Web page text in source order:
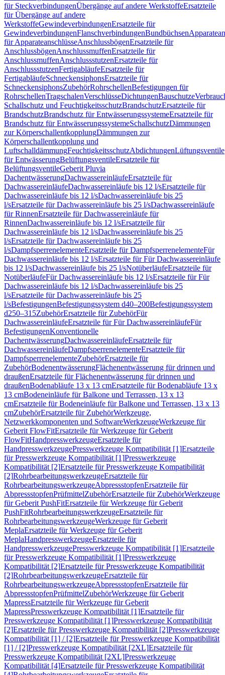
für SteckverbindungenÜbergänge auf andere WerkstoffeErsatzteile
für Übergänge auf andere
WerkstoffeGewindeverbindungenErsatzteile für
GewindeverbindungenFlanschverbindungenBundbüchsen
für ApparateanschlüsseAnschlussbögenErsatzteile für
AnschlussbögenAnschlussmuffenErsatzteile für
AnschlussmuffenAnschlussstutzenErsatzteile für
AnschlussstutzenFertigabläufeErsatzteile für
FertigabläufeSchneckensiphonsErsatzteile für
SchneckensiphonsZubehörRohrschellenBefestigungen für
RohrschellenTragschalenVerschlüsseDichtungenBauschutze
Schallschutz und FeuchtigkeitsschutzBrandschutzErsatzteile für
BrandschutzBrandschutz für EntwässerungssystemeErsatzteile für
Brandschutz für EntwässerungssystemeSchallschutzDämmungen
zur KörperschallentkopplungDämmungen zur
Körperschallentkopplung und
LuftschalldämmungFeuchtigkeitsschutzAbdichtungenLüftungsventile
für EntwässerungBelüftungsventileErsatzteile für
BelüftungsventileGeberit Pluvia
DachentwässerungDachwassereinläufeErsatzteile für
DachwassereinläufeDachwassereinläufe bis 12 l/sErsatzteile für
Dachwassereinläufe bis 12 l/sDachwassereinläufe bis 25
l/sErsatzteile für Dachwassereinläufe bis 25 l/sDachwassereinläufe
für RinnenErsatzteile für Dachwassereinläufe für
RinnenDachwassereinläufe bis 12 l/sErsatzteile für
Dachwassereinläufe bis 12 l/sDachwassereinläufe bis 25
l/sErsatzteile für Dachwassereinläufe bis 25
l/sDampfsperrenelementeErsatzteile für DampfsperrenelementeFür
Dachwassereinläufe bis 12 l/sErsatzteile für Für Dachwassereinläufe
bis 12 l/sDachwassereinläufe bis 25 l/sNotüberläufeErsatzteile für
NotüberläufeFür Dachwassereinläufe bis 12 l/sErsatzteile für Für
Dachwassereinläufe bis 12 l/sDachwassereinläufe bis 25
l/sErsatzteile für Dachwassereinläufe bis 25
l/sBefestigungenBefestigungssystem d40–200Befestigungssystem
d250–315ZubehörErsatzteile für ZubehörFür
DachwassereinläufeErsatzteile für Für DachwassereinläufeFür
BefestigungenKonventionelle
DachentwässerungDachwassereinläufeErsatzteile für
DachwassereinläufeDampfsperrenelementeErsatzteile für
DampfsperrenelementeZubehörErsatzteile für
ZubehörBodenentwässerungFlächenentwässerung für drinnen und
draußenErsatzteile für Flächenentwässerung für drinnen und
draußenBodenabläufe 13 x 13 cmErsatzteile für Bodenabläufe 13 x
13 cmBodeneinläufe für Balkone und Terrassen, 13 x 13
cmErsatzteile für Bodeneinläufe für Balkone und Terrassen, 13 x 13
cmZubehörErsatzteile für ZubehörWerkzeuge,
Netzwerkkomponenten und SoftwareWerkzeugeWerkzeuge für
Geberit FlowFitErsatzteile für Werkzeuge für Geberit
FlowFitHandpresswerkzeugeErsatzteile für
HandpresswerkzeugePresswerkzeuge Kompatibilität [1]Ersatzteile
für Presswerkzeuge Kompatibilität [1]Presswerkzeuge
Kompatibilität [2]Ersatzteile für Presswerkzeuge Kompatibilität
[2]RohrbearbeitungswerkzeugeErsatzteile für
RohrbearbeitungswerkzeugeAbpressstopfenErsatzteile für
AbpressstopfenPrüfmittelZubehörErsatzteile für ZubehörWerkzeuge
für Geberit PushFitErsatzteile für Werkzeuge für Geberit
PushFitRohrbearbeitungswerkzeugeErsatzteile für
RohrbearbeitungswerkzeugeWerkzeuge für Geberit
MeplaErsatzteile für Werkzeuge für Geberit
MeplaHandpresswerkzeugeErsatzteile für
HandpresswerkzeugePresswerkzeuge Kompatibilität [1]Ersatzteile
für Presswerkzeuge Kompatibilität [1]Presswerkzeuge
Kompatibilität [2]Ersatzteile für Presswerkzeuge Kompatibilität
[2]RohrbearbeitungswerkzeugeErsatzteile für
RohrbearbeitungswerkzeugeAbpressstopfenErsatzteile für
AbpressstopfenPrüfmittelZubehörWerkzeuge für Geberit
MapressErsatzteile für Werkzeuge für Geberit
MapressPresswerkzeuge Kompatibilität [1]Ersatzteile für
Presswerkzeuge Kompatibilität [1]Presswerkzeuge Kompatibilität
[2]Ersatzteile für Presswerkzeuge Kompatibilität [2]Presswerkzeuge
Kompatibilität [1] / [2]Ersatzteile für Presswerkzeuge Kompatibilität
[1] / [2]Presswerkzeuge Kompatibilität [2XL]Ersatzteile für
Presswerkzeuge Kompatibilität [2XL]Presswerkzeuge
Kompatibilität [4]Ersatzteile für Presswerkzeuge Kompatibilität